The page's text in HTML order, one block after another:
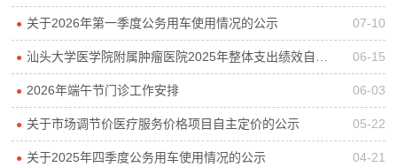
● 关于2026年第一季度公务用车使用情况的公示 07-10
● 汕头大学医学院附属肿瘤医院2025年整体支出绩效自评报告 06-15
● 2026年端午节门诊工作安排 06-03
● 关于市场调节价医疗服务价格项目自主定价的公示 05-22
● 关于2025年四季度公务用车使用情况的公示 04-21